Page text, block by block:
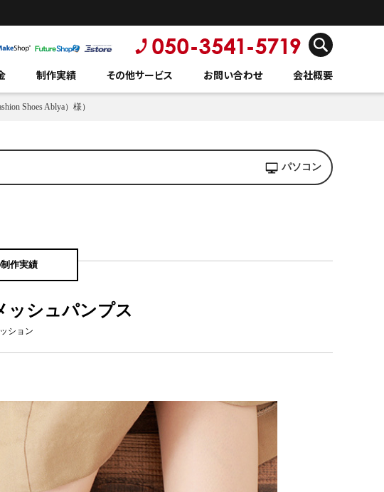
制作実績 その他サービス お問い合わせ 会社概要
Shoes Ablya）様）
パソコン
作実績
ッシュパンプス
ション